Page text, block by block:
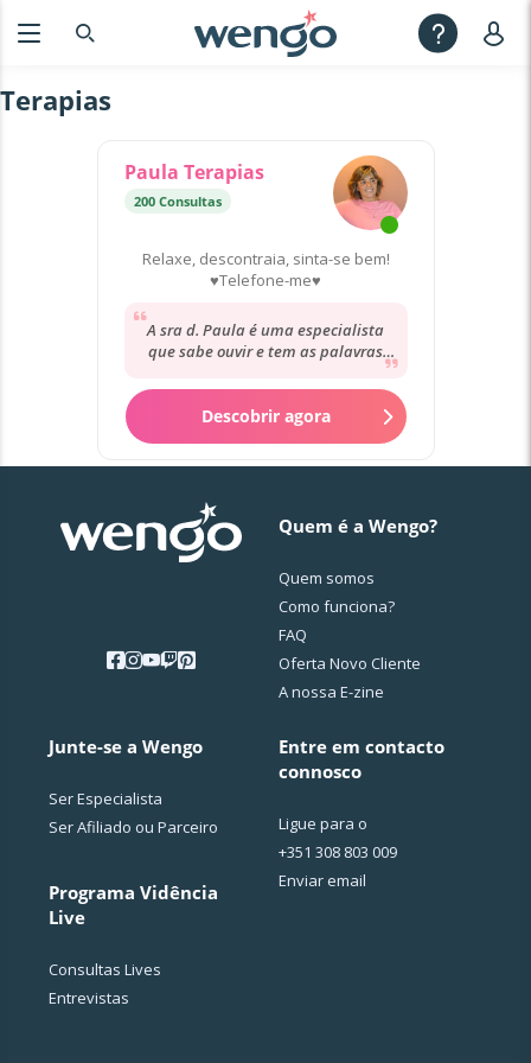
Terapias
Paula Terapias
200 Consultas
Relaxe, descontraia, sinta-se bem!
♥Telefone-me♥
A sra d. Paula é uma especialista
que sabe ouvir e tem as palavras
contacto. Preocupada...
Descobrir agora
Quem é a Wengo?
Quem somos
Como funciona?
FAQ
Oferta Novo Cliente
A nossa E-zine
Junte-se a Wengo
Ser Especialista
Ser Afiliado ou Parceiro
Programa Vidência
Live
Consultas Lives
Entrevistas
Entre em contacto
connosco
Ligue para o
+351 308 803 009
Enviar email